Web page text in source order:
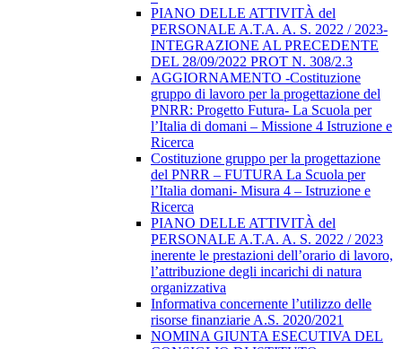
PIANO DELLE ATTIVITÀ del
PERSONALE A.T.A. A. S. 2022 / 2023-
INTEGRAZIONE AL PRECEDENTE
DEL 28/09/2022 PROT N. 308/2.3
AGGIORNAMENTO -Costituzione
gruppo di lavoro per la progettazione del
PNRR: Progetto Futura- La Scuola per
l’Italia di domani – Missione 4 Istruzione e
Ricerca
Costituzione gruppo per la progettazione
del PNRR – FUTURA La Scuola per
l’Italia domani- Misura 4 – Istruzione e
Ricerca
PIANO DELLE ATTIVITÀ del
PERSONALE A.T.A. A. S. 2022 / 2023
inerente le prestazioni dell’orario di lavoro,
l’attribuzione degli incarichi di natura
organizzativa
Informativa concernente l’utilizzo delle
risorse finanziarie A.S. 2020/2021
NOMINA GIUNTA ESECUTIVA DEL